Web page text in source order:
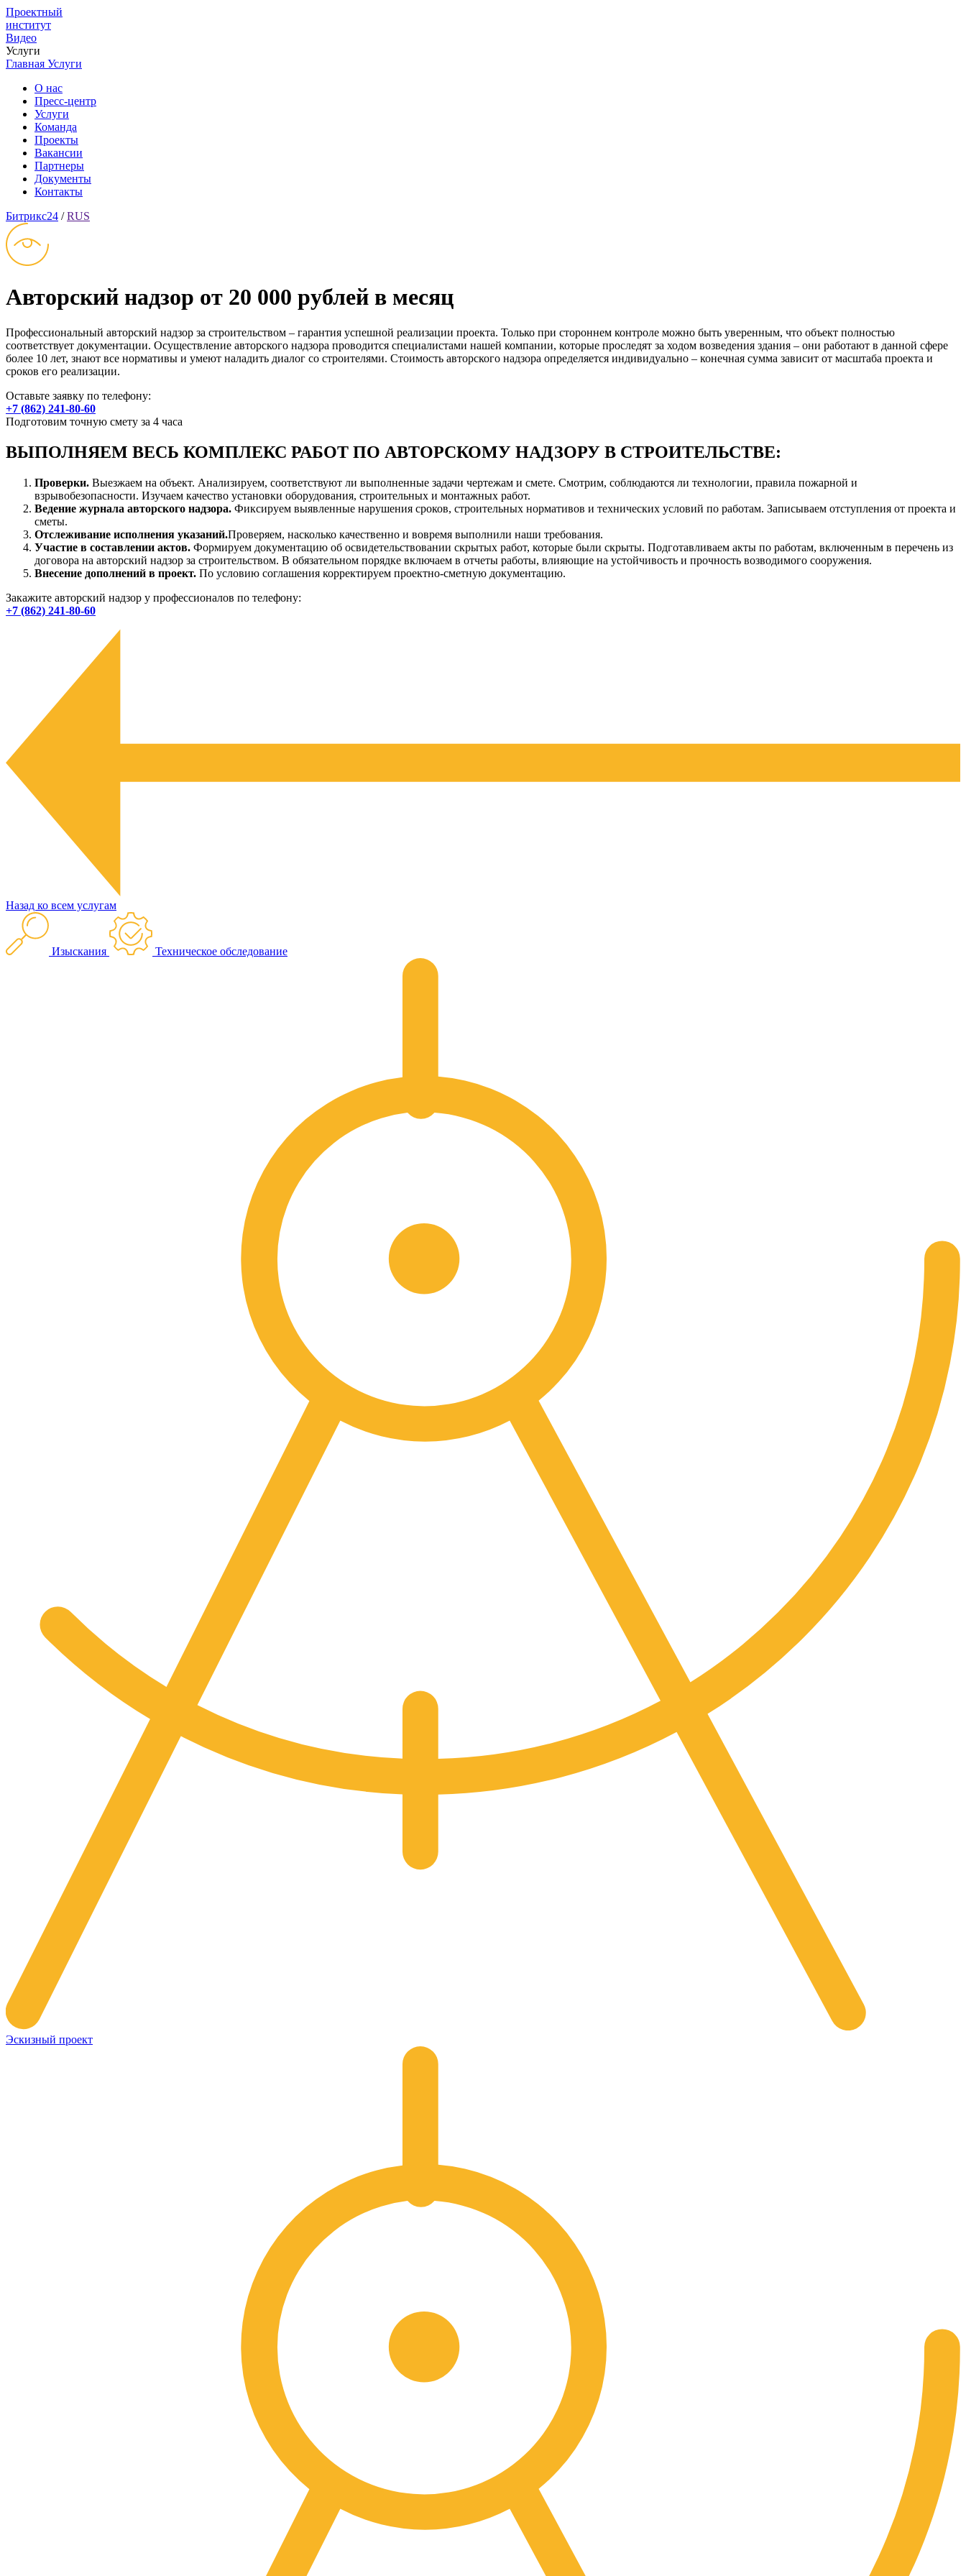
Проектный
институт
Видео
Услуги
Главная Услуги
О нас
Пресс-центр
Услуги
Команда
Проекты
Вакансии
Партнеры
Документы
Контакты
Битрикс24 / RUS
Авторский надзор от 20 000 рублей в месяц
Профессиональный авторский надзор за строительством – гарантия успешной реализации проекта. Только при стороннем контроле можно быть уверенным, что объект полностью
соответствует документации. Осуществление авторского надзора проводится специалистами нашей компании, которые проследят за ходом возведения здания – они работают в данной сфере
более 10 лет, знают все нормативы и умеют наладить диалог со строителями. Стоимость авторского надзора определяется индивидуально – конечная сумма зависит от масштаба проекта и
сроков его реализации.
Оставьте заявку по телефону:
+7 (862) 241-80-60
Подготовим точную смету за 4 часа
ВЫПОЛНЯЕМ ВЕСЬ КОМПЛЕКС РАБОТ ПО АВТОРСКОМУ НАДЗОРУ В СТРОИТЕЛЬСТВЕ:
Проверки. Выезжаем на объект. Анализируем, соответствуют ли выполненные задачи чертежам и смете. Смотрим, соблюдаются ли технологии, правила пожарной и
взрывобезопасности. Изучаем качество установки оборудования, строительных и монтажных работ.
Ведение журнала авторского надзора. Фиксируем выявленные нарушения сроков, строительных нормативов и технических условий по работам. Записываем отступления от проекта и
сметы.
Отслеживание исполнения указаний.Проверяем, насколько качественно и вовремя выполнили наши требования.
Участие в составлении актов. Формируем документацию об освидетельствовании скрытых работ, которые были скрыты. Подготавливаем акты по работам, включенным в перечень из
договора на авторский надзор за строительством. В обязательном порядке включаем в отчеты работы, влияющие на устойчивость и прочность возводимого сооружения.
Внесение дополнений в проект. По условию соглашения корректируем проектно-сметную документацию.
Закажите авторский надзор у профессионалов по телефону:
+7 (862) 241-80-60
Назад ко всем услугам
Изыскания Техническое обследование
Эскизный проект